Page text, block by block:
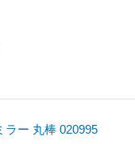
ラー 丸棒 020995